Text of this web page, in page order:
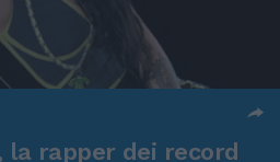
la rapper dei record